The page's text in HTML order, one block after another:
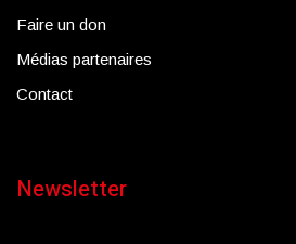
Faire un don
Médias partenaires
Contact
Newsletter